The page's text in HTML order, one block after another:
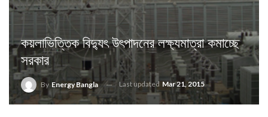
কয়লাভিত্তিক বিদ্যুৎ উৎপাদনের লক্ষ্যমাত্রা কমাচ্ছে
সরকার
By Energy Bangla Last updated Mar 21, 2015